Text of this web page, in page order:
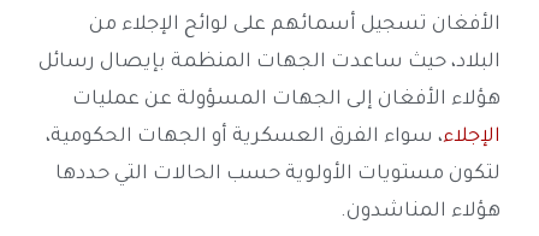
الأفغان تسجيل أسمائهم على لوائح الإجلاء من
البلاد، حيث ساعدت الجهات المنظمة بإيصال رسائل
هؤلاء الأفغان إلى الجهات المسؤولة عن عمليات
الإجلاء، سواء الفرق العسكرية أو الجهات الحكومية،
لتكون مستويات الأولوية حسب الحالات التي حددها
هؤلاء المناشدون.